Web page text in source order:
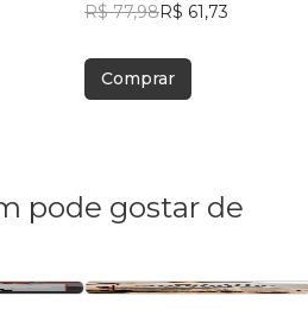
R$ 77,98R$ 61,73
Comprar
pode gostar de